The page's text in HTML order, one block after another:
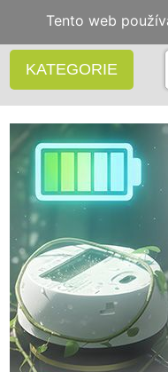
KATEGORIE
Tento web